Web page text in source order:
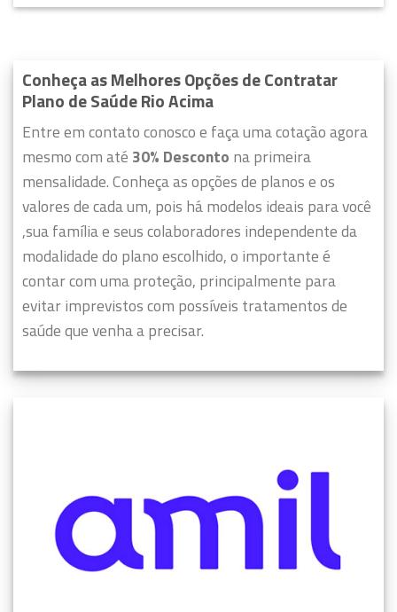
Conheça as Melhores Opções de Contratar
Plano de Saúde Rio Acima
Entre em contato conosco e faça uma cotação agora
mesmo com até 30% Desconto na primeira
mensalidade. Conheça as opções de planos e os
valores de cada um, pois há modelos ideais para você
,sua família e seus colaboradores independente da
modalidade do plano escolhido, o importante é
contar com uma proteção, principalmente para
evitar imprevistos com possíveis tratamentos de
saúde que venha a precisar.